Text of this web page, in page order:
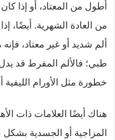
أطول من المعتاد، أو إذا
من العادة الشهرية. أيضًا،
ألم شديد أو غير معتاد،
طبي؛ فالألم المفرط قد
خطورة مثل الأورام الليفية
هناك أيضًا العلامات ذات
المزاجية أو الجسدية